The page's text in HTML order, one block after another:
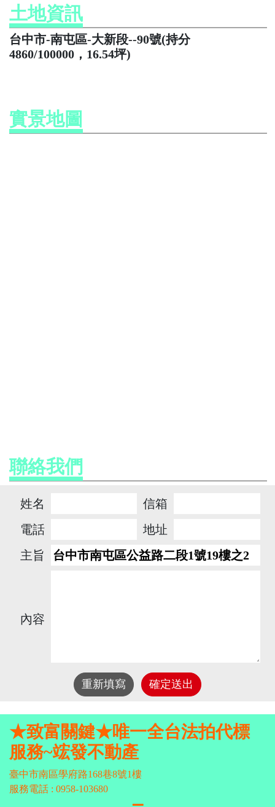
土地資訊
台中市-南屯區-大新段--90號(持分
4860/100000，16.54坪)
實景地圖
聯絡我們
姓名
信箱
電話
地址
主旨
內容
重新填寫 確定送出
★致富關鍵★唯一全台法拍代標
服務~竤發不動產
臺中市南區學府路168巷8號1樓
服務電話 : 0958-103680